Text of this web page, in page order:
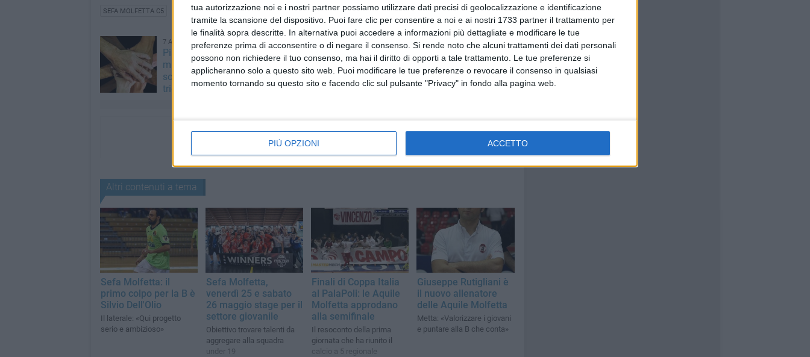
tua autorizzazione noi e i nostri partner possiamo utilizzare dati precisi di geolocalizzazione e identificazione
tramite la scansione del dispositivo. Puoi fare clic per consentire a noi e ai nostri 1733 partner il trattamento per
le finalità sopra descritte. In alternativa puoi accedere a informazioni più dettagliate e modificare le tue
preferenze prima di acconsentire o di negare il consenso. Si rende noto che alcuni trattamenti dei dati personali
possono non richiedere il tuo consenso, ma hai il diritto di opporti a tale trattamento. Le tue preferenze si
applicheranno solo a questo sito web. Puoi modificare le tue preferenze o revocare il consenso in qualsiasi
momento tornando su questo sito e facendo clic sul pulsante "Privacy" in fondo alla pagina web.
PIÙ OPZIONI ACCETTO
SEFA MOLFETTA C5
7 AGOSTO 2026
Piano Sociale di Zona, oltre 7
milioni di euro l'anno per i servizi
sociali: ecco le priorità del
triennio
6 AGOSTO 2026
Marittimo molfettese muore a
bordo di un peschereccio al largo
del Gargano
Altri contenuti a tema
Sefa Molfetta: il
primo colpo per la B è
Silvio Dell'Olio
Il laterale: «Qui progetto
serio e ambizioso»
Sefa Molfetta,
venerdì 25 e sabato
26 maggio stage per il
settore giovanile
Obiettivo trovare talenti da
aggregare alla squadra
under 19
Finali di Coppa Italia
al PalaPoli: le Aquile
Molfetta approdano
alla semifinale
Il resoconto della prima
giornata che ha riunito il
calcio a 5 regionale
Giuseppe Rutigliani è
il nuovo allenatore
delle Aquile Molfetta
Metta: «Valorizzare i giovani
e puntare alla B che conta»